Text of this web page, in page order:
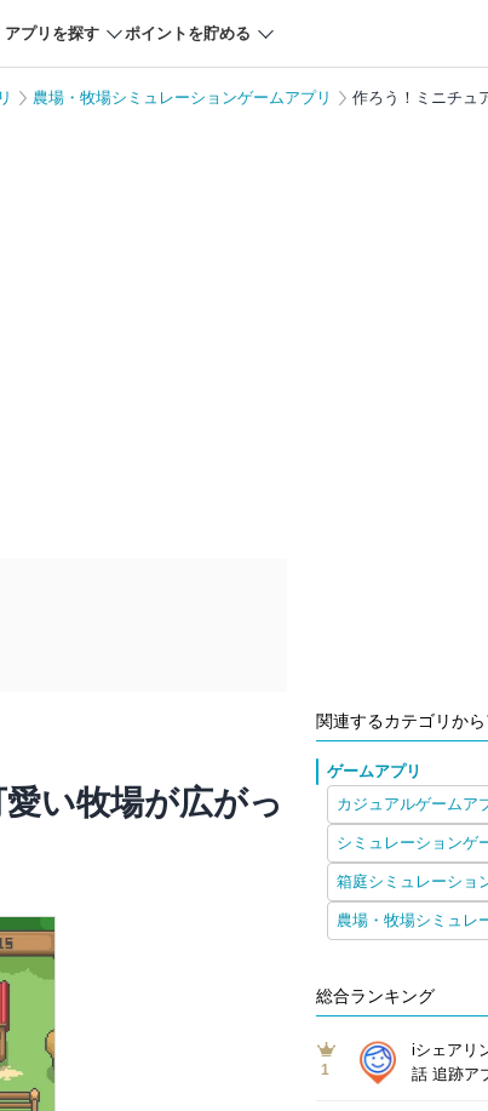
アプリを探す ポイントを貯める
農場・牧場シミュレーションゲームアプリ 作ろう！ミニチュ
い牧場が広がっ
関連するカテゴリか
ゲームアプリ
カジュアルゲームア
シミュレーションゲ
箱庭シミュレーショ
農場・牧場シミュレ
総合ランキング
1
iシェアリ
話 追跡ア